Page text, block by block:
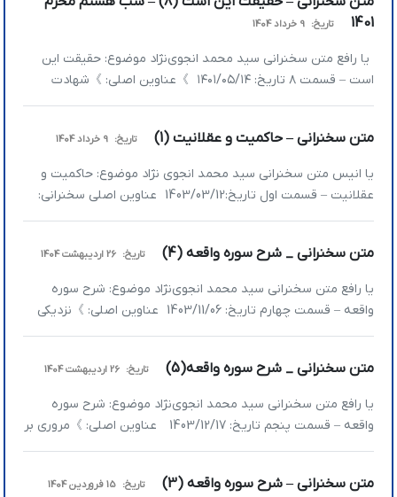
》در بحث ارتباط بین مذاهب چه نظریه‌هایی وجود دارد؟ در بحث
ارتباط بین ما […]
1401
تاریخ: 9 خرداد 1404
یا رافع متن سخنرانی سید محمد انجوی‌نژاد موضوع: حقیقت این
است – قسمت ۸ تاریخ: ۱۴۰۱/۰۵/۱۴ 》عناوین اصلی: 》شهادت
پایان یک مسیر است 》حقیقت این است که ما به این قفس خو
پایان یک مسیر است مرحوم شهید آوینی جمله‌ای دارد که «اگر
شهید […]
متن سخنرانی – حاکمیت و عقلانیت (1) تاریخ: 9 خرداد 1404
یا انیس متن سخنرانی سید محمد انجوی نژاد موضوع: حاکمیت و
عقلانیت – قسمت اول تاریخ:1403/03/12 عناوین اصلی سخنرانی:
»مشکل اصلی مملکت ما رئیس‌جمهور خوب و بد نیست؛ نداشتن
کنیم باید منظومه فکری را بفهمیم » عده‌ای از ما انتخابمان را
کرده‌ایم دنبال تأیید […]
متن سخنرانی _ شرح سوره واقعه (4) تاریخ: 26 اردیبهشت 1404
یا رافع متن سخنرانی سید محمد انجوی‌نژاد موضوع: شرح سوره
واقعه – قسمت چهارم تاریخ: 1403/11/06 عناوین اصلی: 》نزدیکی
به خداوند تبارک و تعالی نزدیکی صفاتی است نه نزدیکی مکانی 》
است 》تفسیر و تأویل آیات نعمت 》دلیل آرامش بهشتیان، درسی
که دنیای ما را بهشت می‌کند […]
متن سخنرانی _ شرح سوره واقعه(5) تاریخ: 26 اردیبهشت 1404
یا رافع متن سخنرانی سید محمد انجوی‌نژاد موضوع: شرح سوره
واقعه – قسمت پنجم تاریخ: 1403/12/17 عناوین اصلی: 》مروری بر
خدمات و مجاهدت‌های آیت‌الله ربانی 》اصحاب الیمین؛ نجات
تا رشد کنی 》آدم‌ها به‌اندازه دانسته‌هایشان بازخواست می‌شوند
متن سخنرانی – شرح سوره واقعه (3) تاریخ: 15 فروردین 1404